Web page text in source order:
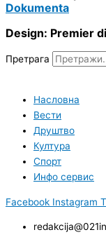
Dokumenta
Design: Premier
Претрага
Насловна
Вести
Друштво
Култура
Спорт
Инфо сервис
Facebook Instagram